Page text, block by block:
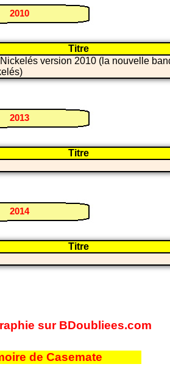
2010
Titre
version 2010 (la nouvelle
2013
Titre
2014
Titre
sur BDoubliees.com
de Casemate